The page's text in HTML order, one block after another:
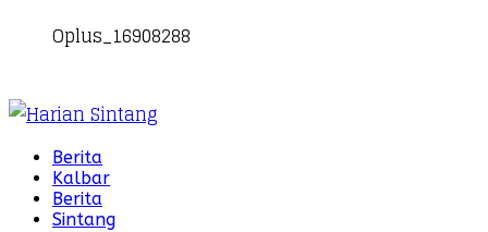
Oplus_16908288
Berita
Kalbar
Berita
Sintang